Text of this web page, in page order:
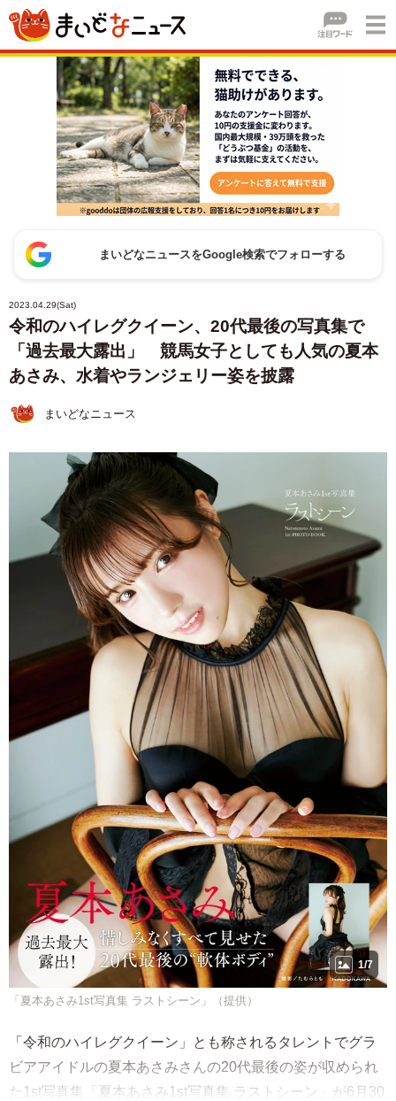
まいどなニュースをGoogle検索でフォローする
2023.04.29(Sat)
令和のハイレグクイーン、20代最後の写真集で
「過去最大露出」 競馬女子としても人気の夏本
あさみ、水着やランジェリー姿を披露
まいどなニュース
1/7
「夏本あさみ1st写真集 ラストシーン」（提供）
「令和のハイレグクイーン」とも称されるタレントでグラ
ビアアイドルの夏本あさみさんの20代最後の姿が収められ
た1st写真集「夏本あさみ1st写真集 ラストシーン」が6月30